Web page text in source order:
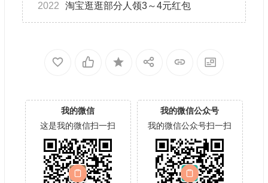
2022 淘宝逛逛部分人领3～4元红包
我的微信
这是我的微信扫一扫
我的微信公众号
我的微信公众号扫一扫